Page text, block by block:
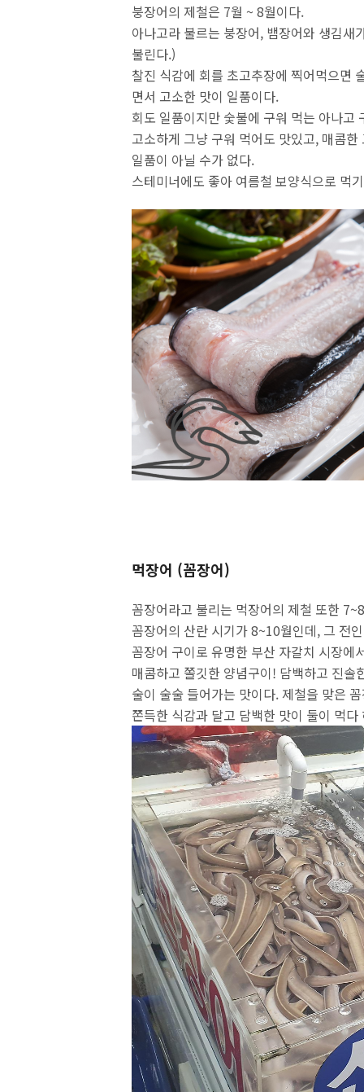
붕장어의 제철은 7월 ~ 8월이다.
아나고라 불르는 붕장어, 뱀장어와 생김
불린다.)
찰진 식감에 회를 초고추장에 찍어먹으면
면서 고소한 맛이 일품이다.
회도 일품이지만 숯불에 구워 먹는 아나고
고소하게 그냥 구워 먹어도 맛있고, 매콤
일품이 아닐 수가 없다.
스테미너에도 좋아 여름철 보양식으로 먹
먹장어 (꼼장어)
꼼장어라고 불리는 먹장어의 제철 또한
꼼장어의 산란 시기가 8~10월인데, 그 전
꼼장어 구이로 유명한 부산 자갈치 시장에
매콤하고 쫄깃한 양념구이! 담백하고 진
술이 술술 들어가는 맛이다. 제철을 맞은
쫀득한 식감과 달고 담백한 맛이 둘이 먹